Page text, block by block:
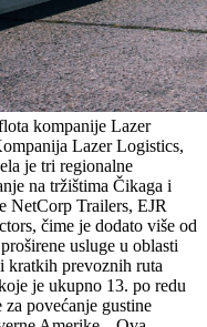
kompanije Lazer
Lazer Logistics,
je tri regionalne
na tržištima Čikaga i
NetCorp Trailers, EJR
čime je dodato više od
usluge u oblasti
kratkih prevoznih ruta
je ukupno 13. po redu
povećanje gustine